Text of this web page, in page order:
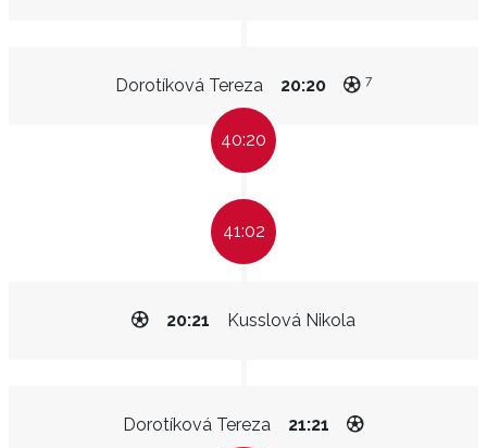
Dorotíková Tereza 20:20 7
40:20
41:02
Kusslová Nikola
20:21
Dorotíková Tereza 21:21